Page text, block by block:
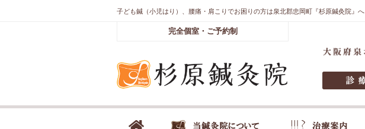
子ども鍼（小児はり）、腰痛・肩こりでお困りの方は泉北郡忠岡町『杉原鍼灸院』へ
完全個室・ご予約制